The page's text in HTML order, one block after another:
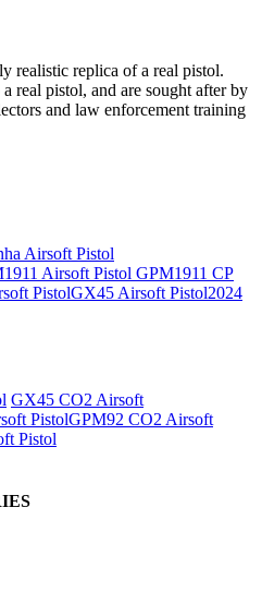
realistic replica of a real pistol.
real pistol, and are sought after by
and law enforcement training
Airsoft Pistol
Airsoft Pistol GPM1911 CP
PistolGX45 Airsoft Pistol2024
GX45 CO2 Airsoft
PistolGPM92 CO2 Airsoft
Pistol